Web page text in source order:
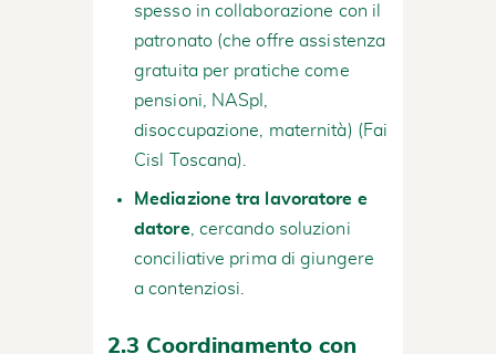
spesso in collaborazione con il
patronato (che offre assistenza
gratuita per pratiche come
pensioni, NASpI,
disoccupazione, maternità) (Fai
Cisl Toscana).
Mediazione tra lavoratore e
datore, cercando soluzioni
conciliative prima di giungere
a contenziosi.
2.3 Coordinamento con